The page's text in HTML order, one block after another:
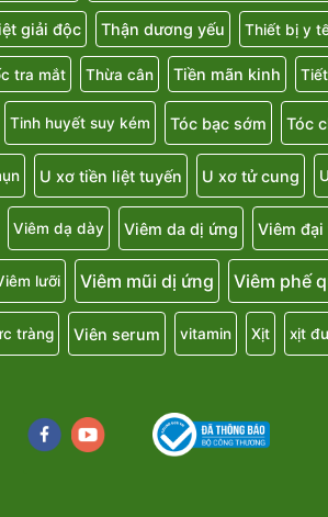
giải độc Thận dương yếu Thiết bị y
tra mắt Thừa cân Tiền mãn kinh
Tinh huyết suy kém Tóc bạc sớm Tóc
U xơ tiền liệt tuyến U xơ tử cung
Viêm dạ dày Viêm da dị ứng Viêm đại
lưỡi Viêm mũi dị ứng Viêm phế
tràng Viên serum vitamin Xịt xịt
Facebookyoutube